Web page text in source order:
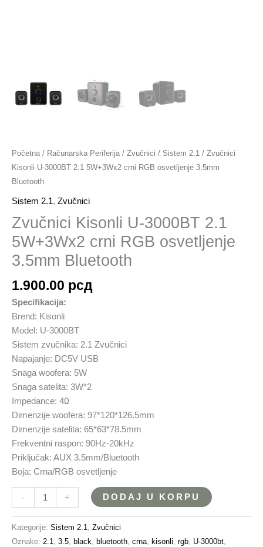
Početna / Računarska Periferija / Zvučnici / Sistem 2.1 / Zvučnici
Kisonli U-3000BT 2.1 5W+3Wx2 crni RGB osvetljenje 3.5mm
Bluetooth
Sistem 2.1, Zvučnici
Zvučnici Kisonli U-3000BT 2.1
5W+3Wx2 crni RGB osvetljenje
3.5mm Bluetooth
1.900.00 рсд
Specifikacija:
Brend: Kisonli
Model: U-3000BT
Sistem zvučnika: 2.1 Zvučnici
Napajanje: DC5V USB
Snaga woofera: 5W
Snaga satelita: 3W*2
Impedance: 4Ω
Dimenzije woofera: 97*120*126.5mm
Dimenzije satelita: 65*63*78.5mm
Frekventni raspon: 90Hz-20kHz
Priključak: AUX 3.5mm/Bluetooth
Boja: Crna/RGB osvetljenje
- + DODAJ U KORPU
Kategorije: Sistem 2.1, Zvučnici
Oznake: 2.1, 3.5, black, bluetooth, crna, kisonli, rgb, U-3000bt,